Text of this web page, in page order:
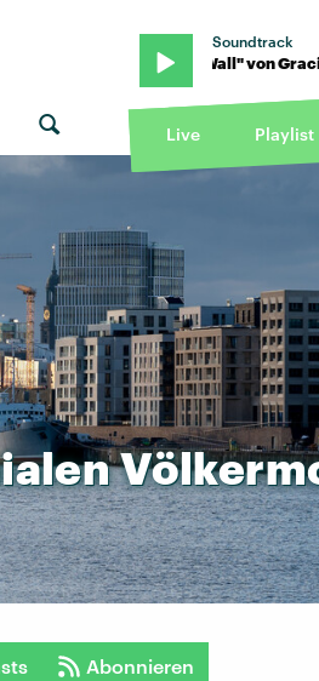
Soundtrack
· "Hit the Wall" von Gracie Abrams
Live Playlist
Abonnieren